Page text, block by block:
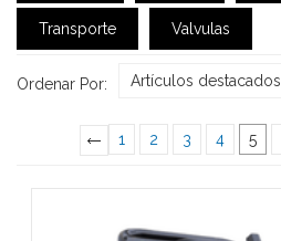
Transporte Valvulas
Ordenar Por: Artículos destacados
«
Previous
1 2 3 4 5